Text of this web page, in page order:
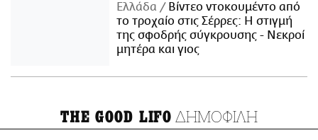
Ελλάδα
Βίντεο ντοκουμέντο από
το τροχαίο στις Σέρρες: Η στιγμή
της σφοδρής σύγκρουσης - Νεκροί
μητέρα και γιος
THE GOOD LIFO ΔΗΜΟΦΙΛΗ